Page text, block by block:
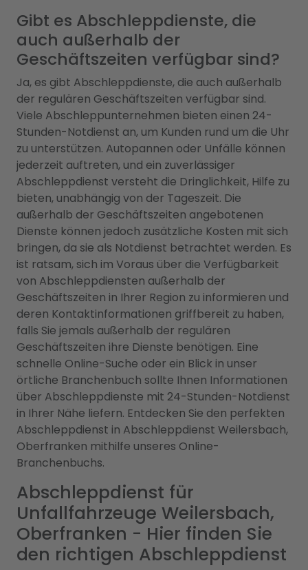
Gibt es Abschleppdienste, die
auch außerhalb der
Geschäftszeiten verfügbar sind?
Ja, es gibt Abschleppdienste, die auch außerhalb
der regulären Geschäftszeiten verfügbar sind.
Viele Abschleppunternehmen bieten einen 24-
Stunden-Notdienst an, um Kunden rund um die Uhr
zu unterstützen. Autopannen oder Unfälle können
jederzeit auftreten, und ein zuverlässiger
Abschleppdienst versteht die Dringlichkeit, Hilfe zu
bieten, unabhängig von der Tageszeit. Die
außerhalb der Geschäftszeiten angebotenen
Dienste können jedoch zusätzliche Kosten mit sich
bringen, da sie als Notdienst betrachtet werden. Es
ist ratsam, sich im Voraus über die Verfügbarkeit
von Abschleppdiensten außerhalb der
Geschäftszeiten in Ihrer Region zu informieren und
deren Kontaktinformationen griffbereit zu haben,
falls Sie jemals außerhalb der regulären
Geschäftszeiten ihre Dienste benötigen. Eine
schnelle Online-Suche oder ein Blick in unser
örtliche Branchenbuch sollte Ihnen Informationen
über Abschleppdienste mit 24-Stunden-Notdienst
in Ihrer Nähe liefern. Entdecken Sie den perfekten
Abschleppdienst in Abschleppdienst Weilersbach,
Oberfranken mithilfe unseres Online-
Branchenbuchs.
Abschleppdienst für
Unfallfahrzeuge Weilersbach,
Oberfranken - Hier finden Sie
den richtigen Abschleppdienst